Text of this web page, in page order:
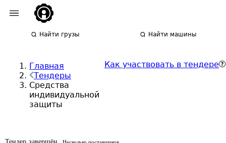
Найти грузы Найти машины
Главная
Тендеры
Средства
индивидуальной
защиты
Как участвовать в тендере